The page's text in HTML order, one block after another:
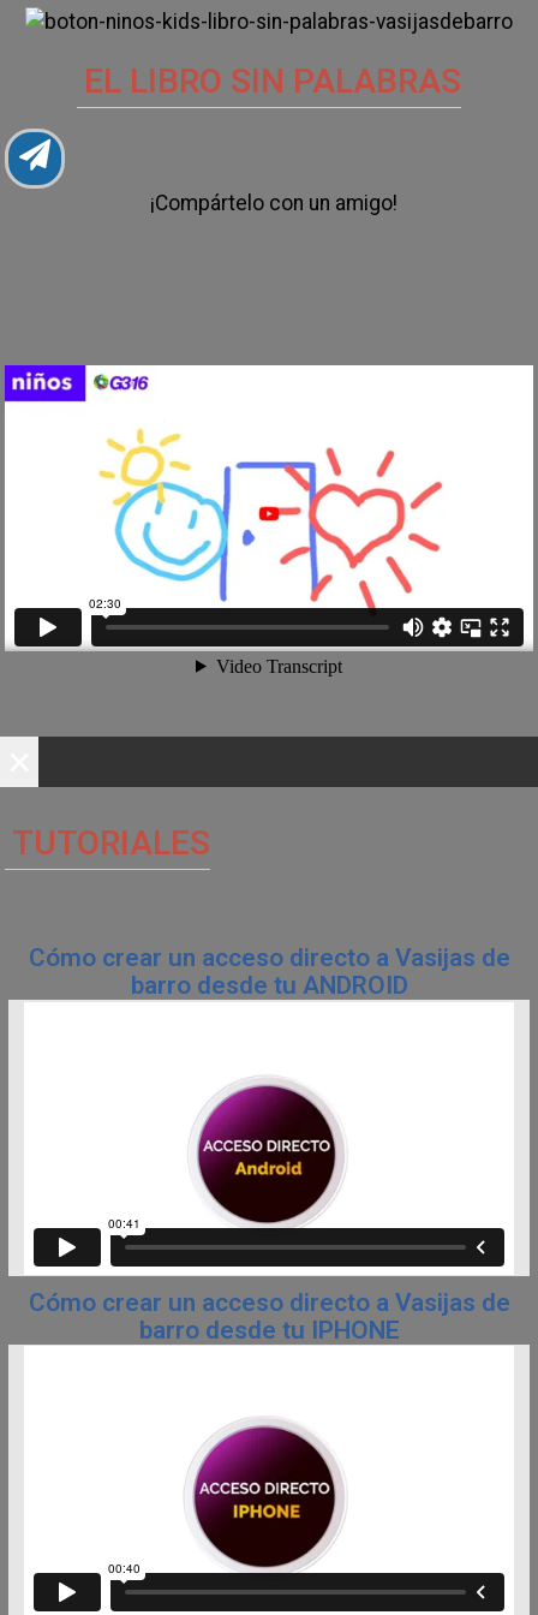
EL LIBRO SIN PALABRAS
¡Compártelo con un amigo!
TUTORIALES
Cómo crear un acceso directo a Vasijas de
barro desde tu ANDROID
Cómo crear un acceso directo a Vasijas de
barro desde tu IPHONE